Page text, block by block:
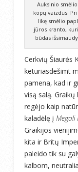
Auksinio
kopų vaizdus.
likę smėlio
jūros kranto,
būdas
Cerkvių Šiaurės
keturiasdešimt
pamena, kad ir
visą salą.
regėjo kaip
kaladėlę į Megali
Graikijos
kita ir Britų
paleido tik su
kalbom,